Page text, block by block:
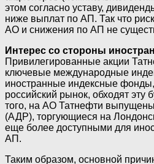
этом согласно уставу,
ниже выплат по АП. Так что
АО и снижения по АП не
Интерес со стороны
Привилегированные акции
ключевые международные
иностранные индексные
российский рынок, обходят эту
того, на АО Татнефти
(АДР), торгующиеся на
еще более доступными для
АП.
Таким образом, основной